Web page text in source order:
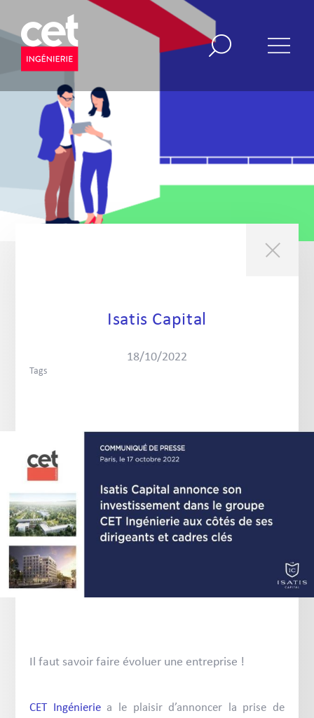
Isatis Capital
18/10/2022
Tags
Il faut savoir faire évoluer une entreprise !
CET Ingénieriea le plaisir d’annoncer la prise de